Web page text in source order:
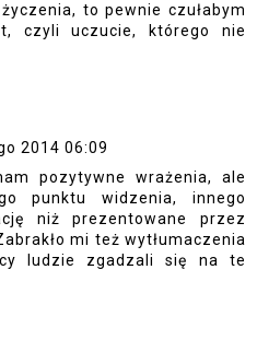
to pewnie czułabym
czyli uczucie, którego nie
2014 06:09
pozytywne wrażenia, ale
punktu widzenia, innego
niż prezentowane przez
mi też wytłumaczenia
ludzie zgadzali się na te